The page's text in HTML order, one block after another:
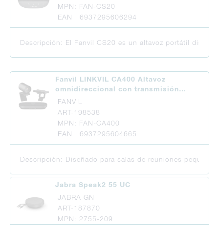
MPN: FAN-CS20
EAN 6937295606294
Descripción: El Fanvil CS20 es un altavoz portátil
Fanvil LINKVIL CA400 Altavoz
omnidireccional con transmisión…
FANVIL
ART-198538
MPN: FAN-CA400
EAN 6937295604665
Descripción: Diseñado para salas de reuniones
Jabra Speak2 55 UC
JABRA GN
ART-187870
MPN: 2755-209